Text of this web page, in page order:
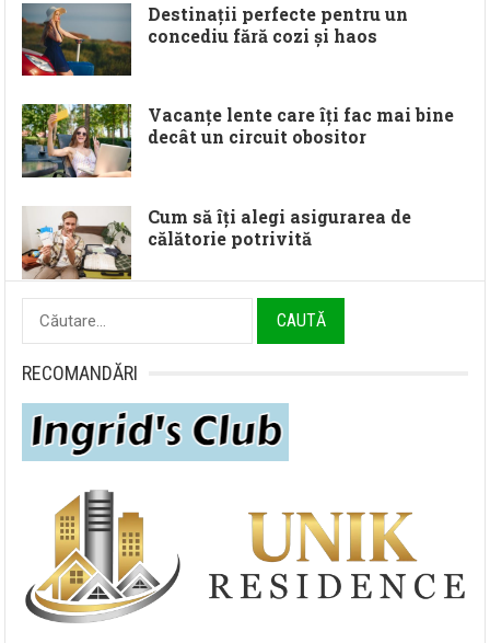
Destinații perfecte pentru un
concediu fără cozi și haos
Vacanțe lente care îți fac mai bine
decât un circuit obositor
Cum să îți alegi asigurarea de
călătorie potrivită
Caută
după:
RECOMANDĂRI